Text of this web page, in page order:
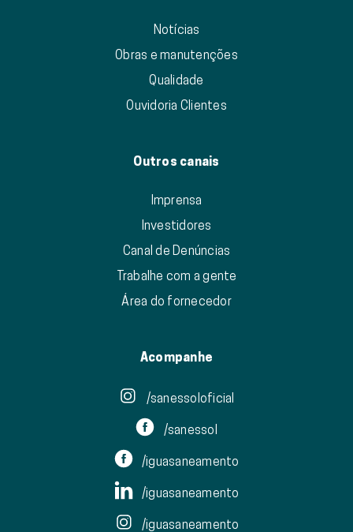
Notícias
Obras e manutenções
Qualidade
Ouvidoria Clientes
Outros canais
Imprensa
Investidores
Canal de Denúncias
Trabalhe com a gente
Área do fornecedor
Acompanhe
/sanessoloficial
/sanessol
/iguasaneamento
/iguasaneamento
/iguasaneamento